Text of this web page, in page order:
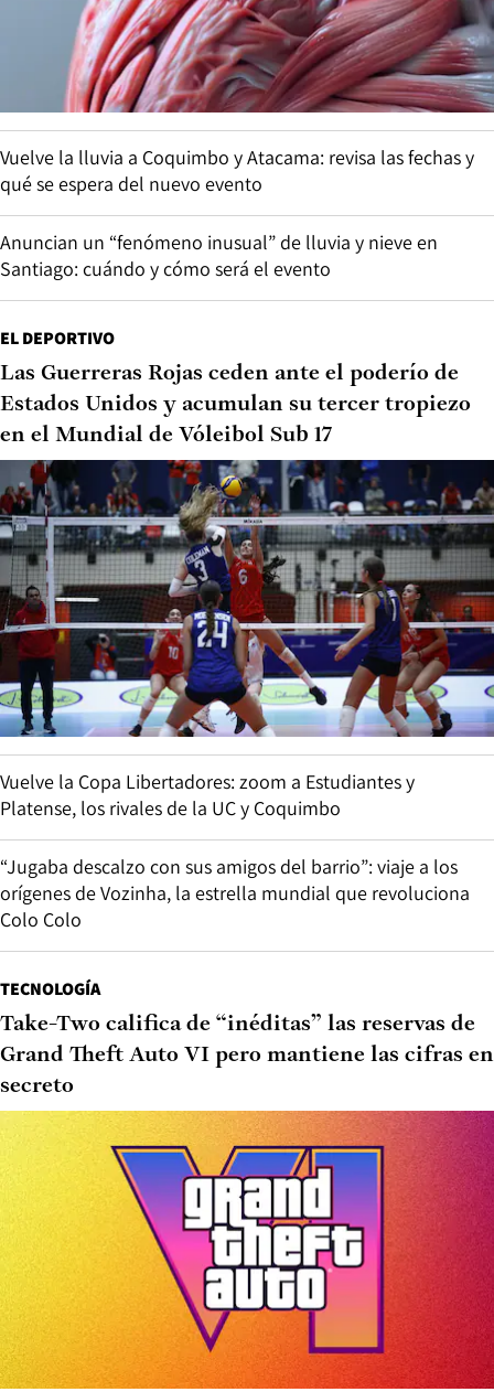
TENDENCIAS
Científicos descubren cómo los músculos
preservan sus células reparadoras: esto dice su
investigación
Vuelve la lluvia a Coquimbo y Atacama: revisa las fechas y
qué se espera del nuevo evento
Anuncian un “fenómeno inusual” de lluvia y nieve en
Santiago: cuándo y cómo será el evento
EL DEPORTIVO
Las Guerreras Rojas ceden ante el poderío de
Estados Unidos y acumulan su tercer tropiezo
en el Mundial de Vóleibol Sub 17
Vuelve la Copa Libertadores: zoom a Estudiantes y
Platense, los rivales de la UC y Coquimbo
“Jugaba descalzo con sus amigos del barrio”: viaje a los
orígenes de Vozinha, la estrella mundial que revoluciona
Colo Colo
TECNOLOGÍA
Take-Two califica de “inéditas” las reservas de
Grand Theft Auto VI pero mantiene las cifras en